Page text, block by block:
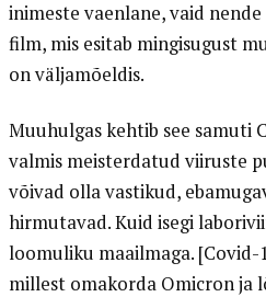
inimeste vaenlane, vaid
film, mis esitab mingisugust
on väljamõeldis.
Muuhulgas kehtib see samuti
valmis meisterdatud viiruste
võivad olla vastikud,
hirmutavad. Kuid isegi
loomuliku maailmaga. [Covid-
millest omakorda Omicron ja